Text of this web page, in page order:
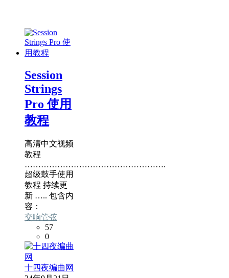
Session
Strings
Pro 使用
教程
高清中文视频
教程
…………………………………………….
超级鼓手使用
教程 持续更
新 ….. 包含内
容：
交响管弦
57
0
十四夜编曲网